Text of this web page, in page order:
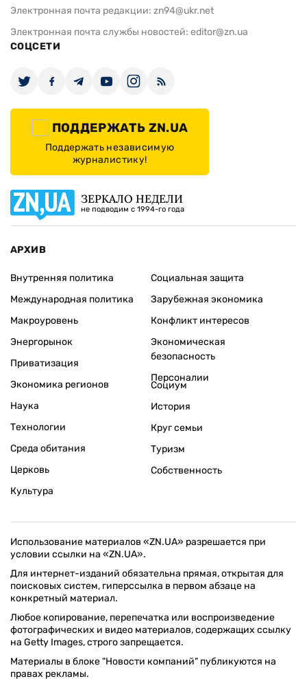
Электронная почта редакции: zn94@ukr.net
Электронная почта службы новостей: editor@zn.ua
СОЦСЕТИ
ПОДДЕРЖАТЬ ZN.UA
Поддержать независимую
журналистику!
ЗЕРКАЛО НЕДЕЛИ
не подводим с 1994-го года
АРХИВ
Внутренняя политика
Международная политика
Макроуровень
Энергорынок
Приватизация
Экономика регионов
Социальная защита
Зарубежная экономика
Конфликт интересов
Экономическая
безопасность
Персоналии
Наука
Технологии
Среда обитания
Церковь
Культура
Социум
История
Круг семьи
Туризм
Собственность
Использование материалов «ZN.UA» разрешается при
условии ссылки на «ZN.UA».
Для интернет-изданий обязательна прямая, открытая для
поисковых систем, гиперссылка в первом абзаце на
конкретный материал.
Любое копирование, перепечатка или воспроизведение
фотографических и видео материалов, содержащих ссылку
на Getty Images, строго запрещается.
Материалы в блоке "Новости компаний" публикуются на
правах рекламы.